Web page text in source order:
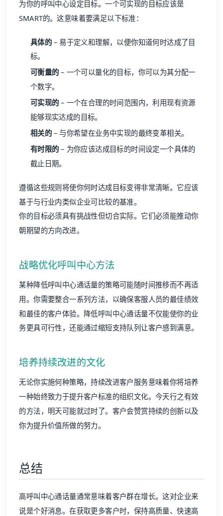
为你的呼叫中心设定目标。一个可实现的目标应该是
SMART的。这意味着要满足以下标准：
具体的 – 易于定义和理解，以便你知道何时达成了目
标。
可衡量的 – 一个可以量化的目标，你可以为其分配一
个数字。
可实现的 – 一个在合理的时间范围内，利用现有资源
能够现实达成的目标。
相关的 – 与你希望在业务中实现的最终变革相关。
有时限的 – 为你应该达成目标的时间设定一个具体的
截止日期。
遵循这些规则将使你何时达成目标变得非常清晰。它应该
基于与行业内类似企业可比较的基准。
你的目标必须具有挑战性但切合实际。它们必须能推动你
朝期望的方向改进。
战略优化呼叫中心方法
某种降低呼叫中心通话量的策略可能随时间推移而不再适
用。你需要整合一系列方法，以确保客服人员的最佳绩效
和最佳的客户体验。降低呼叫中心通话量不仅能使你的业
务更具可行性，还能通过缩短支持队列让客户感到满意。
培养持续改进的文化
无论你实施何种策略，持续改进客户服务意味着你将培养
一种始终致力于提升客户标准的组织文化。今天行之有效
的方法，明天可能就过时了。客户会赞赏持续的创新以及
你为提升价值所做的努力。
总结
高呼叫中心通话量通常意味着客户群在增长。这对企业来
说是个好消息。在获取更多客户时，保持高质量、快速高